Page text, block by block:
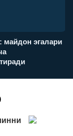
майдон эгалари